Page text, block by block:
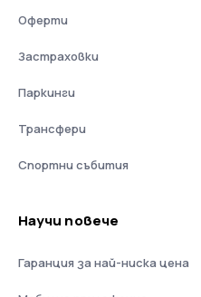
Оферти
Застраховки
Паркинги
Трансфери
Спортни събития
Научи повече
Гаранция за най-ниска цена